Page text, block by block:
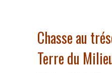
Chasse au
Terre du